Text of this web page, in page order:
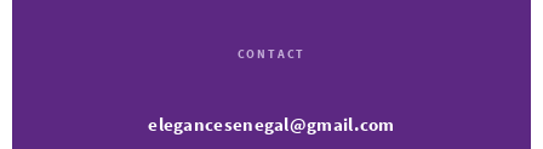
CONTACT
elegancesenegal@gmail.com